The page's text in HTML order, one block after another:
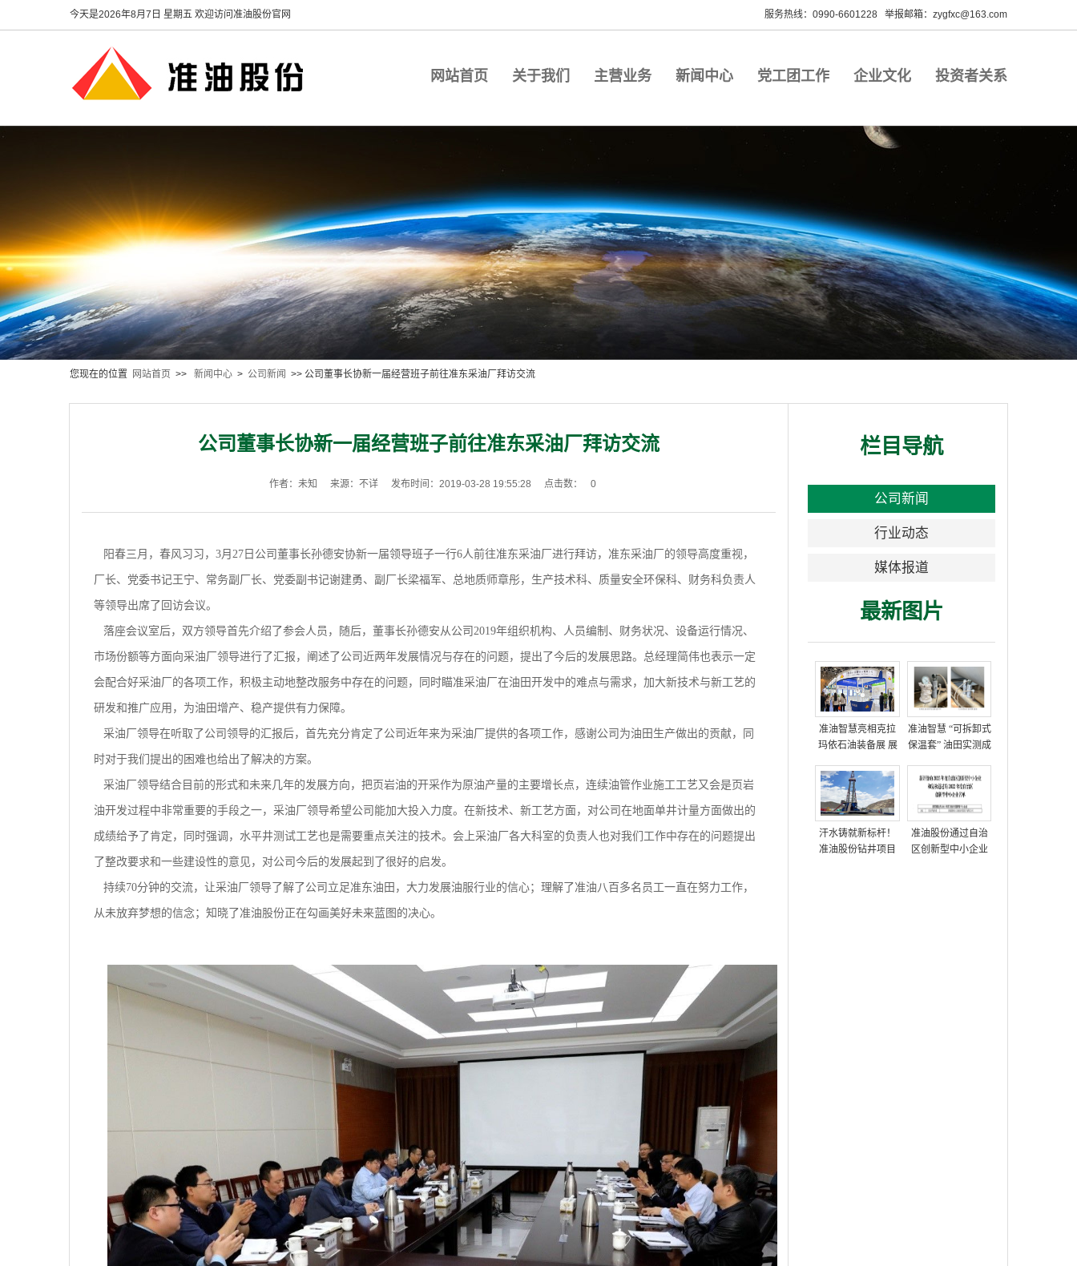
今天是2026年8月7日 星期五 欢迎访问准油股份官网 服务热线：0990-6601228 举报邮箱：zygfxc@163.com
网站首页 关于我们 主营业务 新闻中心 党工团工作 企业文化 投资者关系
您现在的位置 网站首页 >> 新闻中心 > 公司新闻 >> 公司董事长协新一届经营班子前往准东采油厂拜访交流
公司董事长协新一届经营班子前往准东采油厂拜访交流
作者：未知 来源：不详 发布时间：2019-03-28 19:55:28 点击数： 0
阳春三月，春风习习，3月27日公司董事长孙德安协新一届领导班子一行6人前往准东采油厂进行拜访，准东采油厂的领导高度重视，
厂长、党委书记王宁、常务副厂长、党委副书记谢建勇、副厂长梁福军、总地质师章彤，生产技术科、质量安全环保科、财务科负责人
等领导出席了回访会议。
落座会议室后，双方领导首先介绍了参会人员，随后，董事长孙德安从公司2019年组织机构、人员编制、财务状况、设备运行情况、
市场份额等方面向采油厂领导进行了汇报，阐述了公司近两年发展情况与存在的问题，提出了今后的发展思路。总经理简伟也表示一定
会配合好采油厂的各项工作，积极主动地整改服务中存在的问题，同时瞄准采油厂在油田开发中的难点与需求，加大新技术与新工艺的
研发和推广应用，为油田增产、稳产提供有力保障。
采油厂领导在听取了公司领导的汇报后，首先充分肯定了公司近年来为采油厂提供的各项工作，感谢公司为油田生产做出的贡献，同
时对于我们提出的困难也给出了解决的方案。
采油厂领导结合目前的形式和未来几年的发展方向，把页岩油的开采作为原油产量的主要增长点，连续油管作业施工工艺又会是页岩
油开发过程中非常重要的手段之一，采油厂领导希望公司能加大投入力度。在新技术、新工艺方面，对公司在地面单井计量方面做出的
成绩给予了肯定，同时强调，水平井测试工艺也是需要重点关注的技术。会上采油厂各大科室的负责人也对我们工作中存在的问题提出
了整改要求和一些建设性的意见，对公司今后的发展起到了很好的启发。
持续70分钟的交流，让采油厂领导了解了公司立足准东油田，大力发展油服行业的信心；理解了准油八百多名员工一直在努力工作，
从未放弃梦想的信念；知晓了准油股份正在勾画美好未来蓝图的决心。
栏目导航
公司新闻
行业动态
媒体报道
最新图片
准油智慧亮相克拉
玛依石油装备展 展
案
准油智慧 “可拆卸式
保温套” 油田实测成
汗水铸就新标杆！
准油股份钻井项目
准油股份通过自治
区创新型中小企业